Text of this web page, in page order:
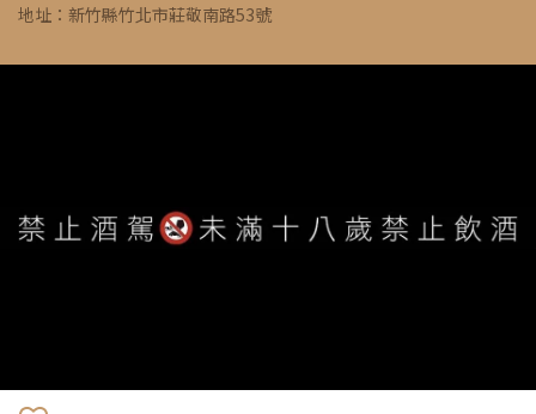
地址：新竹縣竹北市莊敬南路53號